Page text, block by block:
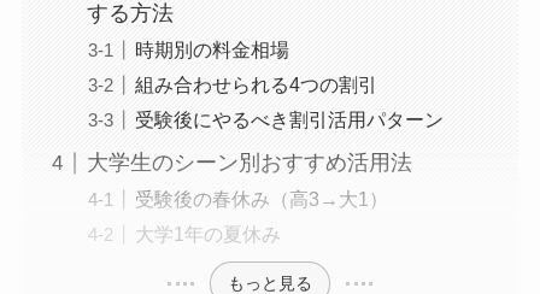
する方法
時期別の料金相場
組み合わせられる4つの割引
受験後にやるべき割引活用パターン
大学生のシーン別おすすめ活用法
受験後の春休み（高3→大1）
大学1年の夏休み
もっと見る